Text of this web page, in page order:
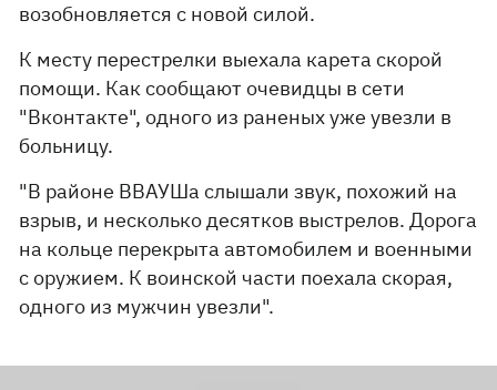
возобновляется с новой силой.
К месту перестрелки выехала карета скорой
помощи. Как сообщают очевидцы в сети
"Вконтакте", одного из раненых уже увезли в
больницу.
"В районе ВВАУШа слышали звук, похожий на
взрыв, и несколько десятков выстрелов. Дорога
на кольце перекрыта автомобилем и военными
с оружием. К воинской части поехала скорая,
одного из мужчин увезли".